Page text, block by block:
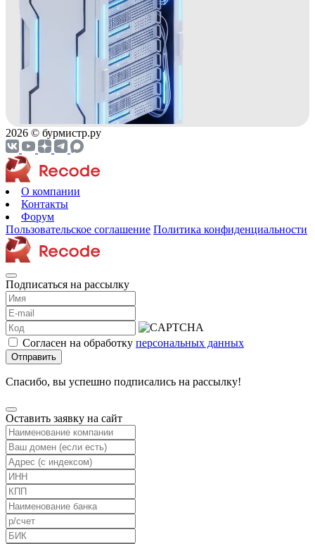
2026 © бурмистр.ру
О компании
Контакты
Форум
Пользовательское соглашение Политика конфиденциальности
Подписаться на рассылку
Согласен на обработку персональных данных
Отправить
Спасибо, вы успешно подписались на рассылку!
Оставить заявку на сайт